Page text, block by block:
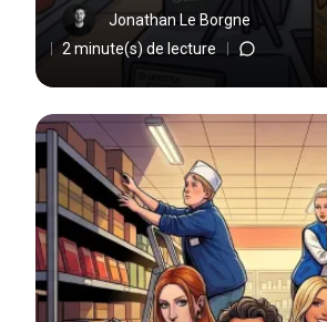
Jonathan Le Borgne
2 minute(s) de lecture